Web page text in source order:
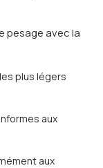
pesage avec la
plus légers
aux
aux